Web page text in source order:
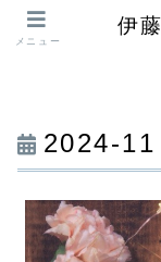
2024-11
メニュー 伊